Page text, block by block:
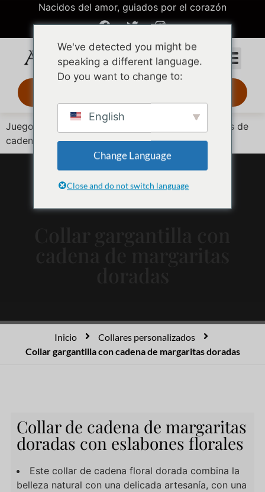
Nacidos del amor, guiados por el corazón
Juego de eslabones de oro apilados con tres tipos de
cadena
Inicio
Collares personalizados
Collar gargantilla con cadena de margaritas doradas
Collar de cadena de margaritas
doradas con eslabones florales
Este collar de cadena floral dorada combina la
belleza natural con una delicada artesanía, con una
We've detected you might be
speaking a different language.
Do you want to change to:
English
Change Language
Close and do not switch language